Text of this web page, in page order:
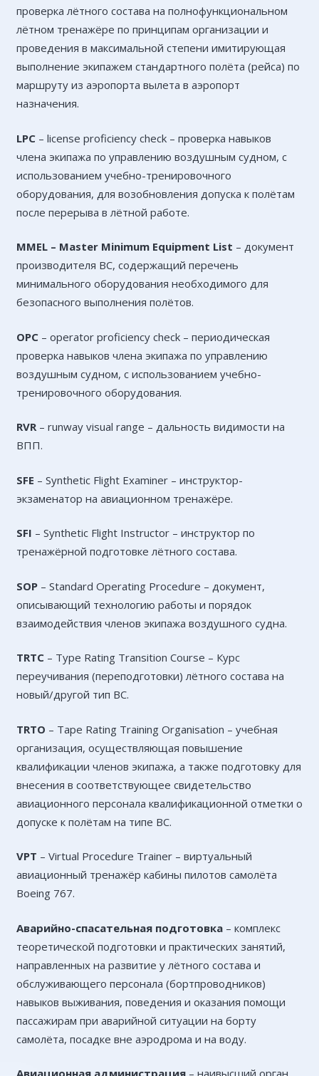
проверка лётного состава на полнофункциональном
лётном тренажёре по принципам организации и
проведения в максимальной степени имитирующая
выполнение экипажем стандартного полёта (рейса) по
маршруту из аэропорта вылета в аэропорт
назначения.
LPC – license proficiency check – проверка навыков
члена экипажа по управлению воздушным судном, с
использованием учебно-тренировочного
оборудования, для возобновления допуска к полётам
после перерыва в лётной работе.
MMEL – Master Minimum Equipment List – документ
производителя ВС, содержащий перечень
минимального оборудования необходимого для
безопасного выполнения полётов.
OPC – operator proficiency check – периодическая
проверка навыков члена экипажа по управлению
воздушным судном, с использованием учебно-
тренировочного оборудования.
RVR – runway visual range – дальность видимости на
ВПП.
SFE – Synthetic Flight Examiner – инструктор-
экзаменатор на авиационном тренажёре.
SFI – Synthetic Flight Instructor – инструктор по
тренажёрной подготовке лётного состава.
SOP– Standard Operating Procedure – документ,
описывающий технологию работы и порядок
взаимодействия членов экипажа воздушного судна.
TRTC – Type Rating Transition Course – Курс
переучивания (переподготовки) лётного состава на
новый/другой тип ВС.
TRTO – Tape Rating Training Organisation – учебная
организация, осуществляющая повышение
квалификации членов экипажа, а также подготовку для
внесения в соответствующее свидетельство
авиационного персонала квалификационной отметки о
допуске к полётам на типе ВС.
VPT – Virtual Procedure Trainer – виртуальный
авиационный тренажёр кабины пилотов самолёта
Boeing 767.
Аварийно-спасательная подготовка – комплекс
теоретической подготовки и практических занятий,
направленных на развитие у лётного состава и
обслуживающего персонала (бортпроводников)
навыков выживания, поведения и оказания помощи
пассажирам при аварийной ситуации на борту
самолёта, посадке вне аэродрома и на воду.
Авиационная администрация– наивысший орган